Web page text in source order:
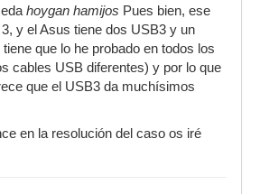
hoygan hamijos Pues bien, ese
y el Asus tiene dos USB3 y un
que lo he probado en todos los
cables USB diferentes) y por lo que
que el USB3 da muchísimos
en la resolución del caso os iré